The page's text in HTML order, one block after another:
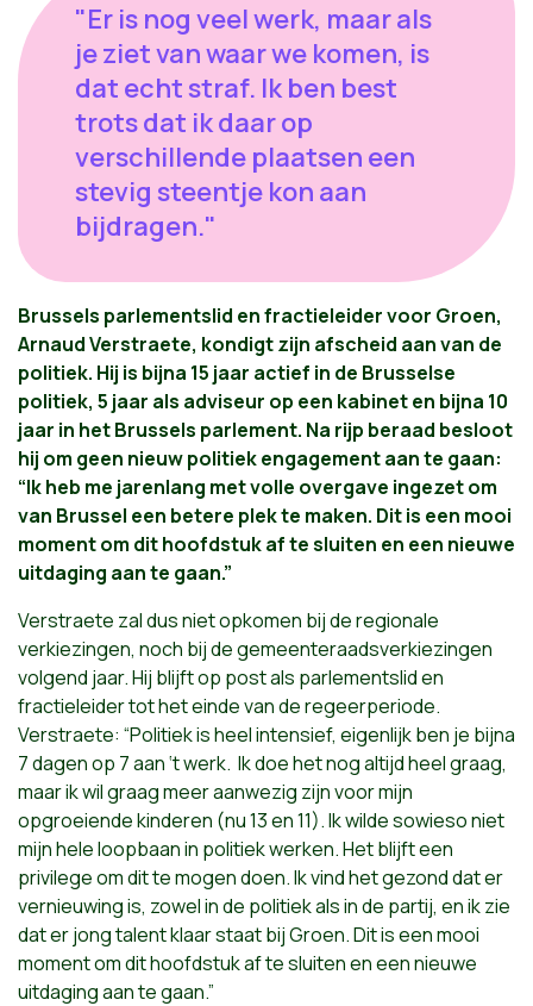
"Er is nog veel werk, maar als
je ziet van waar we komen, is
dat echt straf. Ik ben best
trots dat ik daar op
verschillende plaatsen een
stevig steentje kon aan
bijdragen."
Brussels parlementslid en fractieleider voor Groen,
Arnaud Verstraete, kondigt zijn afscheid aan van de
politiek. Hij is bijna 15 jaar actief in de Brusselse
politiek, 5 jaar als adviseur op een kabinet en bijna 10
jaar in het Brussels parlement. Na rijp beraad besloot
hij om geen nieuw politiek engagement aan te gaan:
“Ik heb me jarenlang met volle overgave ingezet om
van Brussel een betere plek te maken. Dit is een mooi
moment om dit hoofdstuk af te sluiten en een nieuwe
uitdaging aan te gaan.”
Verstraete zal dus niet opkomen bij de regionale
verkiezingen, noch bij de gemeenteraadsverkiezingen
volgend jaar. Hij blijft op post als parlementslid en
fractieleider tot het einde van de regeerperiode.
Verstraete: “Politiek is heel intensief, eigenlijk ben je bijna
7 dagen op 7 aan ‘t werk. Ik doe het nog altijd heel graag,
maar ik wil graag meer aanwezig zijn voor mijn
opgroeiende kinderen (nu 13 en 11). Ik wilde sowieso niet
mijn hele loopbaan in politiek werken. Het blijft een
privilege om dit te mogen doen. Ik vind het gezond dat er
vernieuwing is, zowel in de politiek als in de partij, en ik zie
dat er jong talent klaar staat bij Groen. Dit is een mooi
moment om dit hoofdstuk af te sluiten en een nieuwe
uitdaging aan te gaan.”